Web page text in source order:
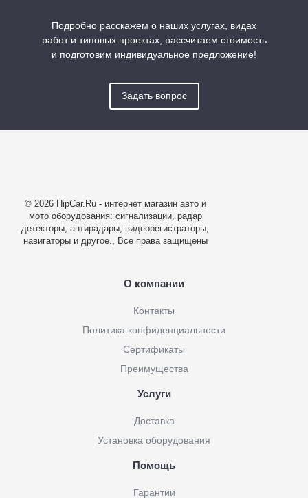
Подробно расскажем о наших услугах, видах
работ и типовых проектах, рассчитаем стоимость
и подготовим индивидуальное предложение!
Задать вопрос
© 2026 HipCar.Ru - интернет магазин авто и
мото оборудования: сигнализации, радар
детекторы, антирадары, видеорегистраторы,
навигаторы и другое., Все права защищены
О компании
Контакты
Политика конфиденциальности
Сертификаты
Преимущества
Услуги
Доставка
Установка оборудования
Помощь
Гарантии